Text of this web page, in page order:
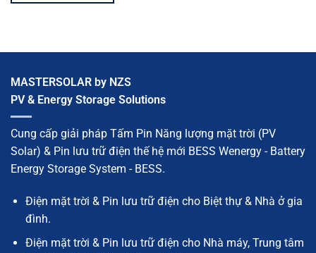
MASTERSOLAR by NZS
PV & Energy Storage Solutions
Cung cấp giải pháp Tấm Pin Năng lượng mặt trời (PV
Solar) & Pin lưu trữ điện thế hệ mới BESS Wenergy - Battery
Energy Storage System - BESS.
Điện mặt trời & Pin lưu trữ điện cho Biệt thự & Nhà ở gia
đình.
Điện mặt trời & Pin lưu trữ điện cho Nhà máy, Trung tâm